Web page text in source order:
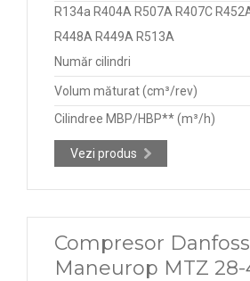
R134a R404A R507A R407C
R448A R449A R513A
Număr cilindri
Volum măturat (cm³/rev)
Cilindree MBP/HBP** (m³/h)
Vezi produs
Compresor Danfoss
Maneurop MTZ 28-